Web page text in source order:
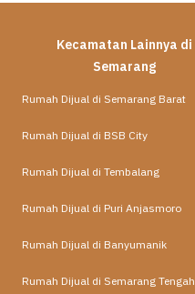
Kecamatan Lainnya di
Semarang
Rumah Dijual di Semarang Barat
Rumah Dijual di BSB City
Rumah Dijual di Tembalang
Rumah Dijual di Puri Anjasmoro
Rumah Dijual di Banyumanik
Rumah Dijual di Semarang Tengah